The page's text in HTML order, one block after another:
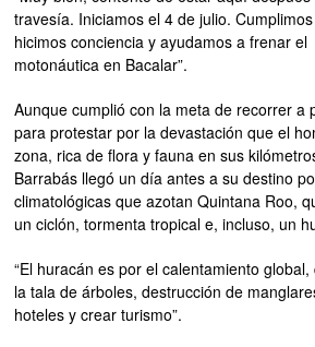
travesía. Iniciamos el 4 de julio.
hicimos conciencia y ayudamos a frenar
motonáutica en Bacalar”.
Aunque cumplió con la meta de recorrer a
para protestar por la devastación que el
zona, rica de flora y fauna en sus
Barrabás llegó un día antes a su destino
climatológicas que azotan Quintana Roo,
un ciclón, tormenta tropical e, incluso, un
“El huracán es por el calentamiento
la tala de árboles, destrucción de
hoteles y crear turismo”.